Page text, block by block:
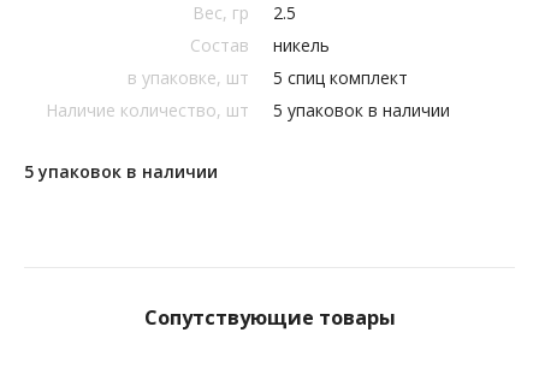
Вес, гр
2.5
Состав
никель
в упаковке, шт
5 спиц комплект
Наличие количество, шт
5 упаковок в наличии
5 упаковок в наличии
Сопутствующие товары